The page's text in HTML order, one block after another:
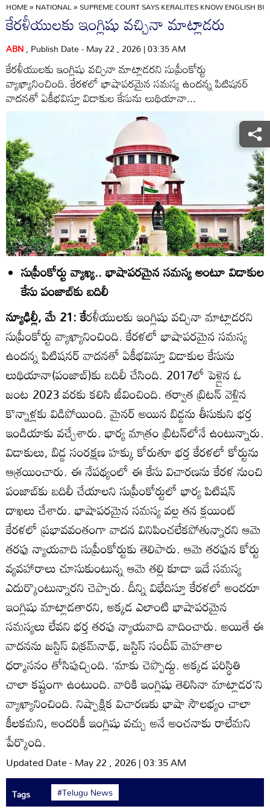
HOME»NATIONAL»SUPREME COURT SAYS KERALITES KNOW ENGLISH
కేరళీయులకు ఇంగ్లిషు వచ్చినా మాట్లాడరు
ABN, Publish Date - May 22 , 2026 | 03:35 AM
కేరళీయులకు ఇంగ్లిషు వచ్చినా మాట్లాడరని సుప్రీంకోర్టు
వ్యాఖ్యానించింది. కేరళలో భాషాపరమైన సమస్య ఉందన్న పిటిషనర్‌
వాదనతో ఏకీభవిస్తూ విడాకుల కేసును లుథియానా...
సుప్రీంకోర్టు వ్యాఖ్య.. భాషాపరమైన సమస్య అంటూ విడాకుల
కేసు పంజాబ్‌కు బదిలీ
న్యూఢిల్లీ, మే 21: కేరళీయులకు ఇంగ్లిషు వచ్చినా మాట్లాడరని
సుప్రీంకోర్టు వ్యాఖ్యానించింది. కేరళలో భాషాపరమైన సమస్య
ఉందన్న పిటిషనర్‌ వాదనతో ఏకీభవిస్తూ విడాకుల కేసును
లుథియానా(పంజాబ్‌)కు బదిలీ చేసింది. 2017లో పెళ్లైన ఓ
జంట 2023 వరకు కలిసి జీవించింది. తర్వాత బ్రిటన్‌ వెళ్లిన
కొన్నాళ్లకు విడిపోయింది. మైనర్‌ అయిన బిడ్డను తీసుకుని భర్త
ఇండియాకు వచ్చేశారు. భార్య మాత్రం బ్రిటన్‌లోనే ఉంటున్నారు.
విడాకులు, బిడ్డ సంరక్షణ హక్కు కోరుతూ భర్త కేరళలో కోర్టును
ఆశ్రయించారు. ఈ నేపథ్యంలో ఈ కేసు విచారణను కేరళ నుంచి
పంజాబ్‌కు బదిలీ చేయాలని సుప్రీంకోర్టులో భార్య పిటిషన్‌
దాఖలు చేశారు. భాషాపరమైన సమస్య వల్ల తన క్లయింట్‌
కేరళలో ప్రభావవంతంగా వాదన వినిపించలేకపోతున్నారని ఆమె
తరఫు న్యాయవాది సుప్రీంకోర్టుకు తెలిపారు. ఆమె తరఫున కోర్టు
వ్యవహారాలు చూసుకుంటున్న ఆమె తల్లి కూడా ఇదే సమస్య
ఎదుర్కొంటున్నారని చెప్పారు. దీన్ని విభేదిస్తూ కేరళలో అందరూ
ఇంగ్లిషు మాట్లాడతారని, అక్కడ ఎలాంటి భాషాపరమైన
సమస్యలు లేవని భర్త తరఫు న్యాయవాది వాదించారు. అయితే ఈ
వాదనను జస్టిస్‌ విక్రమ్‌నాథ్‌, జస్టిస్‌ సందీప్‌ మెహతాల
ధర్మాసనం తోసిపుచ్చింది. ‘మాకు చెప్పొద్దు. అక్కడ పరిస్థితి
చాలా కష్టంగా ఉంటుంది. వారికి ఇంగ్లిషు తెలిసినా మాట్లాడర’ని
వ్యాఖ్యానించింది. నిష్పాక్షిక విచారణకు భాషా సౌలభ్యం చాలా
కీలకమని, అందరికీ ఇంగ్లిషు వచ్చు అనే అంచనాకు రాలేమని
పేర్కొంది.
Updated Date - May 22 , 2026 | 03:35 AM
Tags #Telugu News